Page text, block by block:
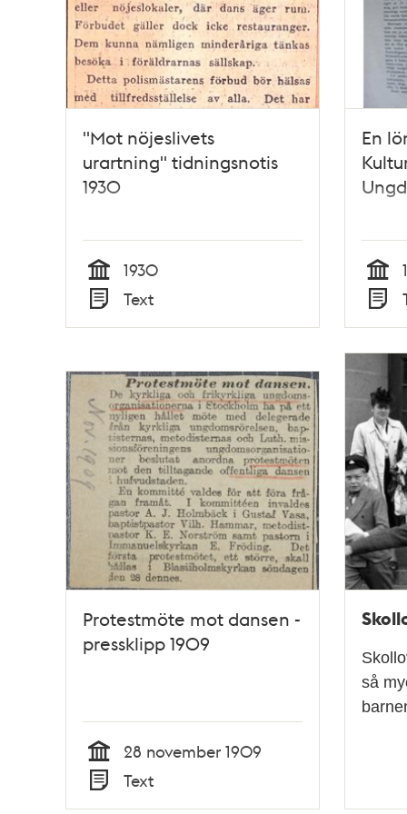
"Mot nöjeslivets
urartning" tidningsnotis
1930
Tid
1930
Typ
Text
En
Tid
Typ
Protestmöte mot dansen -
pressklipp 1909
Tid
28 november 1909
Typ
Text
så